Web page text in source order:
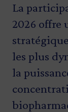
La
2026 offre
les plus
la